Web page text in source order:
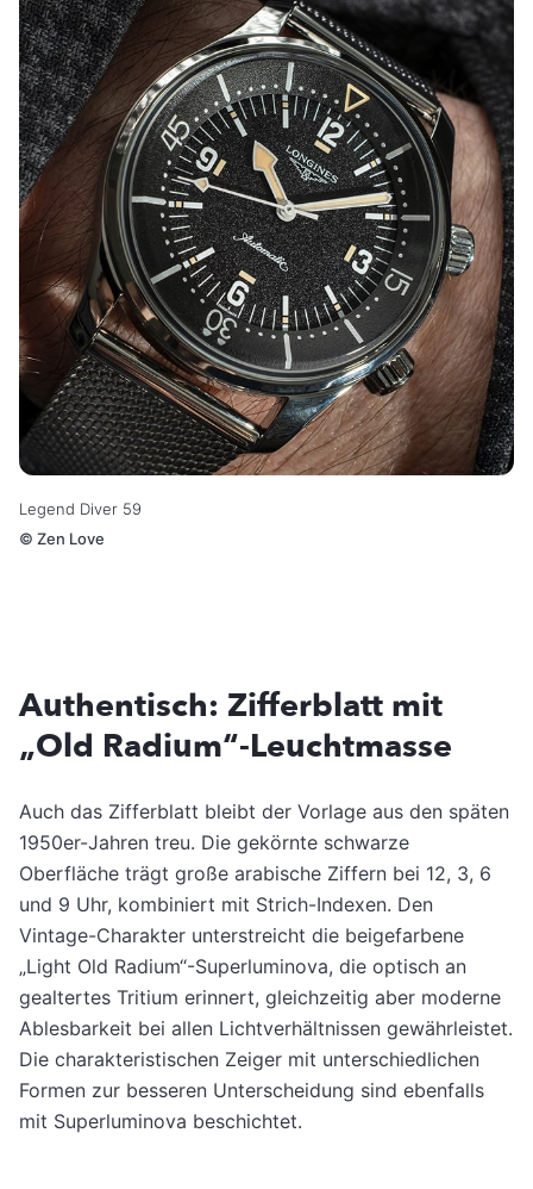
Legend Diver 59
© Zen Love
Authentisch: Zifferblatt mit
„Old Radium“-Leuchtmasse
Auch das Zifferblatt bleibt der Vorlage aus den späten
1950er-Jahren treu. Die gekörnte schwarze
Oberfläche trägt große arabische Ziffern bei 12, 3, 6
und 9 Uhr, kombiniert mit Strich-Indexen. Den
Vintage-Charakter unterstreicht die beigefarbene
„Light Old Radium“-Superluminova, die optisch an
gealtertes Tritium erinnert, gleichzeitig aber moderne
Ablesbarkeit bei allen Lichtverhältnissen gewährleistet.
Die charakteristischen Zeiger mit unterschiedlichen
Formen zur besseren Unterscheidung sind ebenfalls
mit Superluminova beschichtet.